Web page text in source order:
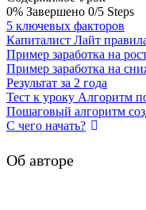
0% Завершено 0/5 Steps
5 ключевых факторов
Капиталист Лайт
Пример заработка на
Пример заработка на
Результат за 2 года
Тест к уроку Алгоритм
Пошаговый алгоритм
С чего начать?
Об авторе